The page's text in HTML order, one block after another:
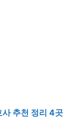
추천 정리 4곳